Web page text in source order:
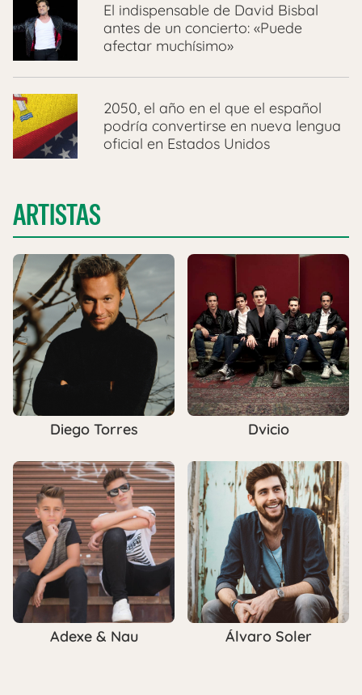
El indispensable de David Bisbal
antes de un concierto: «Puede
afectar muchísimo»
2050, el año en el que el español
podría convertirse en nueva lengua
oficial en Estados Unidos
ARTISTAS
Diego Torres Dvicio
Adexe & Nau Álvaro Soler